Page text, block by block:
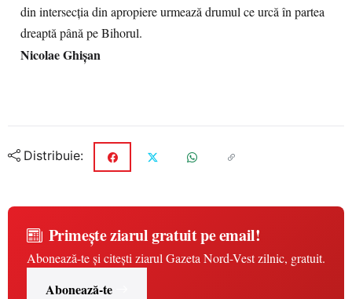
din intersecţia din apropiere urmează drumul ce urcă în partea
dreaptă până pe Bihorul.
Nicolae Ghișan
Distribuie:
Primește ziarul gratuit pe email!
Abonează-te și citești ziarul Gazeta Nord-Vest zilnic, gratuit.
Abonează-te